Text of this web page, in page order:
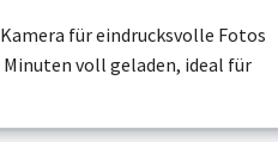
für eindrucksvolle Fotos
Minuten voll geladen, ideal für